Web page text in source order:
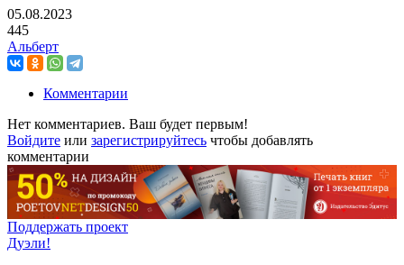
05.08.2023
445
Альберт
Комментарии
Нет комментариев. Ваш будет первым!
Войдите или зарегистрируйтесь чтобы добавлять
комментарии
Поддержать проект
Дуэли!